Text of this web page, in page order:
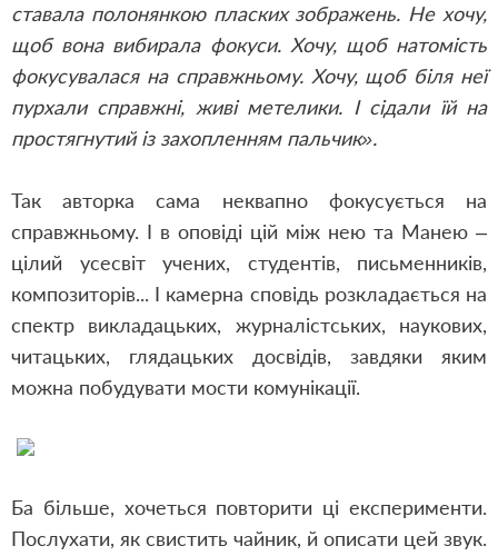
ставала полонянкою пласких зображень. Не хочу,
щоб вона вибирала фокуси. Хочу, щоб натомість
фокусувалася на справжньому. Хочу, щоб біля неї
пурхали справжні, живі метелики. І сідали їй на
простягнутий із захопленням пальчик».
Так авторка сама неквапно фокусується на
справжньому. І в оповіді цій між нею та Манею –
цілий усесвіт учених, студентів, письменників,
композиторів... І камерна сповідь розкладається на
спектр викладацьких, журналістських, наукових,
читацьких, глядацьких досвідів, завдяки яким
можна побудувати мости комунікації.
Ба більше, хочеться повторити ці експерименти.
Послухати, як свистить чайник, й описати цей звук.